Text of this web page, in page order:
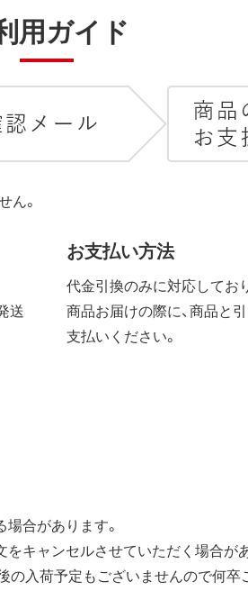
用ガイド
ん。
送
お支払い方法
代金引換のみに対応してお
商品お届けの際に、商品と
支払いください。
合があります。
キャンセルさせていただく場合が
入荷予定もございませんので何卒